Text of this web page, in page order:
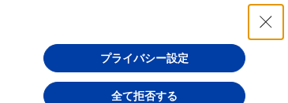
プライバシー設定
全て拒否する